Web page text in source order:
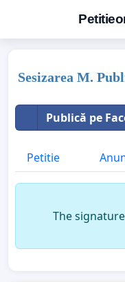
Sesizarea M.
Publică pe
Petitie
The